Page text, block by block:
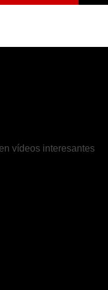
vídeos interesantes